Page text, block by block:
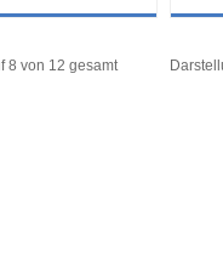
Art.-
8 von 12 gesamt